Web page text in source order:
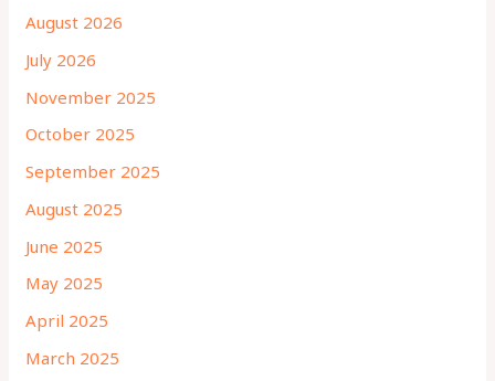
August 2026
July 2026
November 2025
October 2025
September 2025
August 2025
June 2025
May 2025
April 2025
March 2025